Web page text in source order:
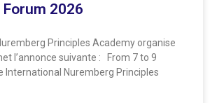
2026
Principles Academy organise
l’annonce suivante : From 7 to 9
International Nuremberg Principles